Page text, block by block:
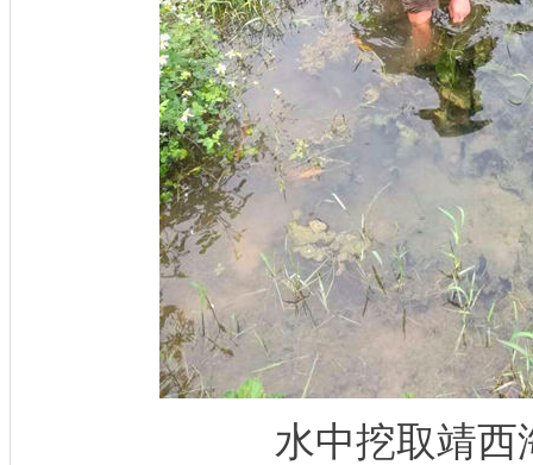
水中挖取靖西